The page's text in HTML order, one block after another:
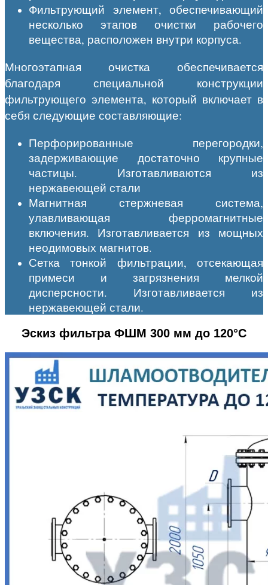
Фильтрующий элемент, обеспечивающий
несколько этапов очистки рабочего
вещества, расположен внутри корпуса.
Многоэтапная очистка обеспечивается
благодаря специальной конструкции
фильтрующего элемента, который включает в
себя следующие составляющие:
Перфорированные перегородки,
задерживающие достаточно крупные
частицы. Изготавливаются из
нержавеющей стали
Магнитная стержневая система,
улавливающая ферромагнитные
включения. Изготавливается из мощных
неодимовых магнитов.
Сетка тонкой фильтрации, отсекающая
примеси и загрязнения мелкой
дисперсности. Изготавливается из
нержавеющей стали.
Эскиз фильтра ФШМ 300 мм до 120°С